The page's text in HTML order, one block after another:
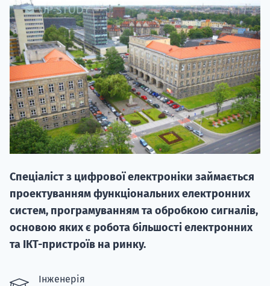
Спеціаліст з цифрової електроніки займається
проектуванням функціональних електронних
систем, програмуванням та обробкою сигналів,
основою яких є робота більшості електронних
та ІКТ-пристроїв на ринку.
Інженерія
"Навчання
НАБІР